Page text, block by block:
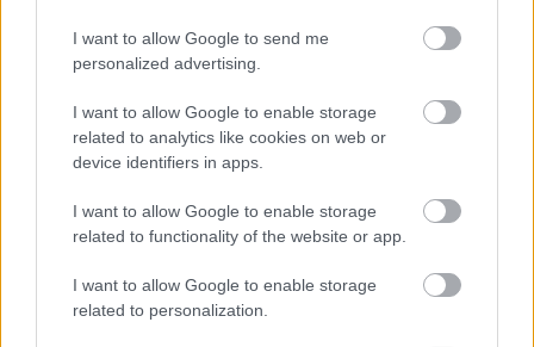
I want to allow Google to send me
personalized advertising.
I want to allow Google to enable storage
related to analytics like cookies on web or
device identifiers in apps.
I want to allow Google to enable storage
related to functionality of the website or app.
I want to allow Google to enable storage
related to personalization.
hangsúlyozta. "Sajnos időnként nagyon rövid ideig
tart az enyhülés. Amíg tart a nevetés, nincs baj, ám
pszichológus.
Robin Williamsa nyilvánosság előtt úgy tűnt,
mindig szerepet játszik, szórta a poénokat, hogy
alkoholproblémáit és házasságai kudarcát,
interjúiban azonban sokkal óvatosabban beszélt a